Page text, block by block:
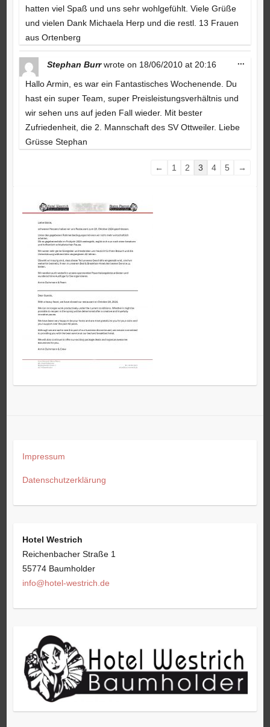
hatten viel Spaß und uns sehr wohlgefühlt. Viele Grüße
und vielen Dank Michaela Herp und die restl. 13 Frauen
aus Ortenberg
Stephan Burr wrote on 18/06/2010 at 20:16
Hallo Armin, es war ein Fantastisches Wochenende. Du
hast ein super Team, super Preisleistungsverhältnis und
wir sehen uns auf jeden Fall wieder. Mit bester
Zufriedenheit, die 2. Mannschaft des SV Ottweiler. Liebe
Grüsse Stephan
...
Guestbook
← 1 2 3 4 5 →
Impressum
Datenschutzerklärung
Hotel Westrich
Reichenbacher Straße 1
55774 Baumholder
info@hotel-westrich.de